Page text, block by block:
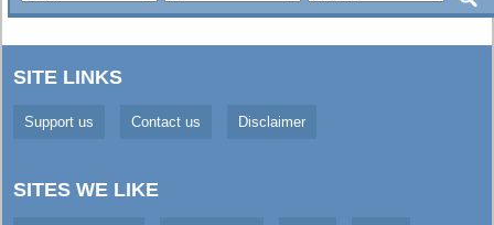
SITE LINKS
Support us Contact us Disclaimer
SITES WE LIKE